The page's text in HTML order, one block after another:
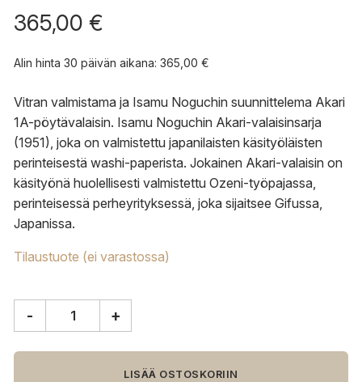
365,00 €
Alin hinta 30 päivän aikana: 365,00 €
Vitran valmistama ja Isamu Noguchin suunnittelema Akari
1A-pöytävalaisin. Isamu Noguchin Akari-valaisinsarja
(1951), joka on valmistettu japanilaisten käsityöläisten
perinteisestä washi-paperista. Jokainen Akari-valaisin on
käsityönä huolellisesti valmistettu Ozeni-työpajassa,
perinteisessä perheyrityksessä, joka sijaitsee Gifussa,
Japanissa.
Tilaustuote (ei varastossa)
1A
- +
LISÄÄ OSTOSKORIIN